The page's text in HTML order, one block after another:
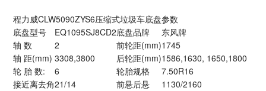
程力威CLW5090ZYS6压缩式垃圾车底盘参数
底盘型号
EQ1095SJ8CD2底盘品牌
东风牌
轴 数
2 前轮距(mm)1745
轴 距(mm) 3308,3800 后轮距(mm)1586,1630, 1650,1800
轮 胎 数:
6 轮胎规格
7.50R16
接近离去角21/14 前悬后悬 1130/2160